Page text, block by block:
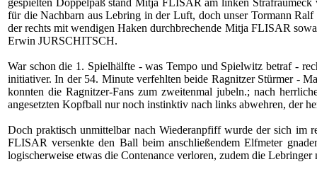
gespielten Doppelpaß stand Mitja FLISAR am linken
für die Nachbarn aus Lebring in der Luft, doch unser Tormann
der rechts mit wendigen Haken durchbrechende Mitja FLISAR
Erwin JURSCHITSCH.
War schon die 1. Spielhälfte - was Tempo und Spielwitz betraf -
initiativer. In der 54. Minute verfehlten beide Ragnitzer Stürmer -
konnten die Ragnitzer-Fans zum zweitenmal jubeln.; nach
angesetzten Kopfball nur noch instinktiv nach links abwehren, der
Doch praktisch unmittelbar nach Wiederanpfiff wurde der sich im
FLISAR versenkte den Ball beim anschließendem Elfmeter
logischerweise etwas die Contenance verloren, zudem die